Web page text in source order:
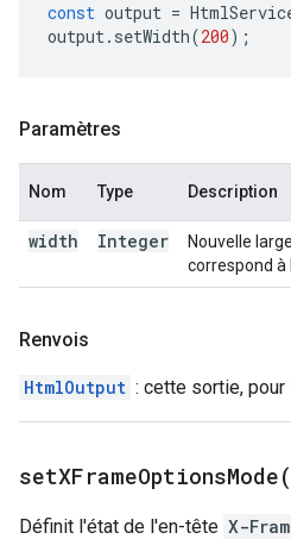
const output =
output. setWidth(200);
Paramètres
Nom Type Description
width Integer Nouvelle
correspond à
Renvois
HtmlOutput : cette sortie, pour
setXFrameOptionsMode(
Définit l'état de l'en-tête X-